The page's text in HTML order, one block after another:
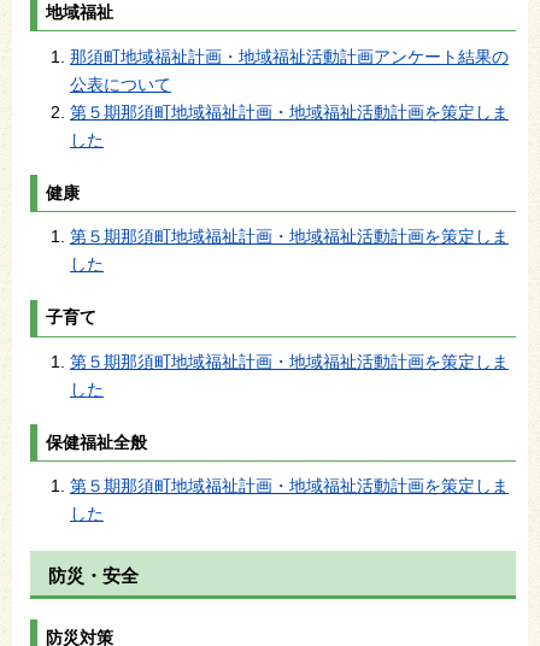
地域福祉
那須町地域福祉計画・地域福祉活動計画アンケート結果の
公表について
第５期那須町地域福祉計画・地域福祉活動計画を策定しま
した
健康
第５期那須町地域福祉計画・地域福祉活動計画を策定しま
した
子育て
第５期那須町地域福祉計画・地域福祉活動計画を策定しま
した
保健福祉全般
第５期那須町地域福祉計画・地域福祉活動計画を策定しま
した
防災・安全
防災対策